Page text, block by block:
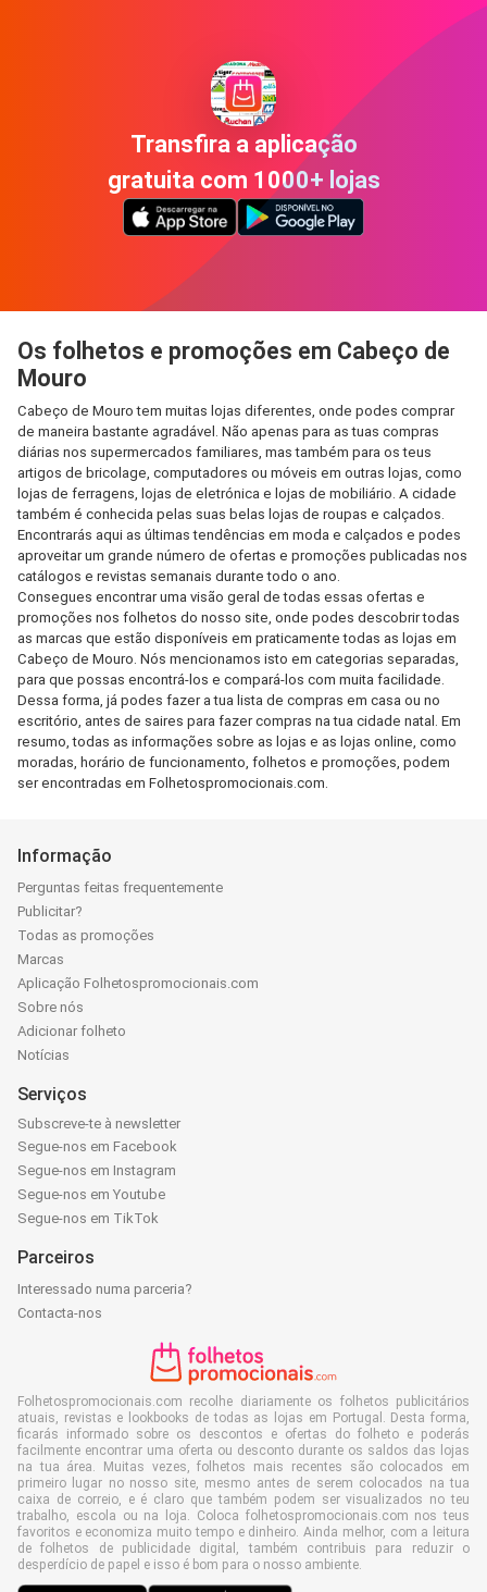
Transfira a aplicação
gratuita com 1000+ lojas
Os folhetos e promoções em Cabeço de
Mouro
Cabeço de Mouro tem muitas lojas diferentes, onde podes comprar
de maneira bastante agradável. Não apenas para as tuas compras
diárias nos supermercados familiares, mas também para os teus
artigos de bricolage, computadores ou móveis em outras lojas, como
lojas de ferragens, lojas de eletrónica e lojas de mobiliário. A cidade
também é conhecida pelas suas belas lojas de roupas e calçados.
Encontrarás aqui as últimas tendências em moda e calçados e podes
aproveitar um grande número de ofertas e promoções publicadas nos
catálogos e revistas semanais durante todo o ano.
Consegues encontrar uma visão geral de todas essas ofertas e
promoções nos folhetos do nosso site, onde podes descobrir todas
as marcas que estão disponíveis em praticamente todas as lojas em
Cabeço de Mouro. Nós mencionamos isto em categorias separadas,
para que possas encontrá-los e compará-los com muita facilidade.
Dessa forma, já podes fazer a tua lista de compras em casa ou no
escritório, antes de saires para fazer compras na tua cidade natal. Em
resumo, todas as informações sobre as lojas e as lojas online, como
moradas, horário de funcionamento, folhetos e promoções, podem
ser encontradas em Folhetospromocionais.com.
Informação
Perguntas feitas frequentemente
Publicitar?
Todas as promoções
Marcas
Aplicação Folhetospromocionais.com
Sobre nós
Adicionar folheto
Notícias
Serviços
Subscreve-te à newsletter
Segue-nos em Facebook
Segue-nos em Instagram
Segue-nos em Youtube
Segue-nos em TikTok
Parceiros
Interessado numa parceria?
Contacta-nos
Folhetospromocionais.com recolhe diariamente os folhetos publicitários
atuais, revistas e lookbooks de todas as lojas em Portugal. Desta forma,
ficarás informado sobre os descontos e ofertas do folheto e poderás
facilmente encontrar uma oferta ou desconto durante os saldos das lojas
na tua área. Muitas vezes, folhetos mais recentes são colocados em
primeiro lugar no nosso site, mesmo antes de serem colocados na tua
caixa de correio, e é claro que também podem ser visualizados no teu
trabalho, escola ou na loja. Coloca folhetospromocionais.com nos teus
favoritos e economiza muito tempo e dinheiro. Ainda melhor, com a leitura
de folhetos de publicidade digital, também contribuis para reduzir o
desperdício de papel e isso é bom para o nosso ambiente.